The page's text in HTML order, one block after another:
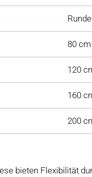
80 cm
120
160
200
bieten Flexibilität